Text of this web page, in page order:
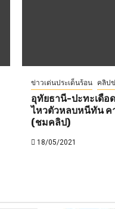
ข่าวเด่นประเด็นร้อน คลิป
อุทัยธานี-ปะทะเดือ
ไหวตัวหลบหนีทัน
(ชมคลิป)
18/05/2021